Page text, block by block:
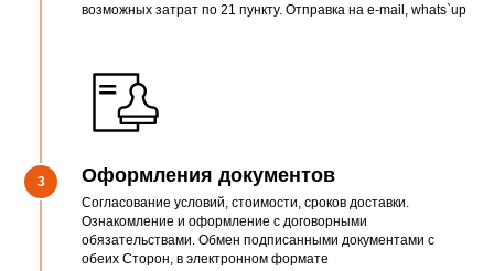
возможных затрат по 21 пункту. Отправка на e-mail, whats`up
3 Оформления документов
Согласование условий, стоимости, сроков доставки.
Ознакомление и оформление с договорными
обязательствами. Обмен подписанными документами с
обеих Сторон, в электронном формате